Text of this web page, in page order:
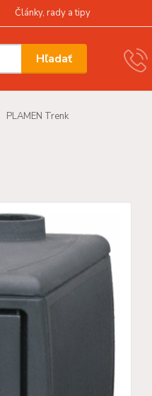
Články, rady a tipy
Hľadať
PLAMEN Trenk